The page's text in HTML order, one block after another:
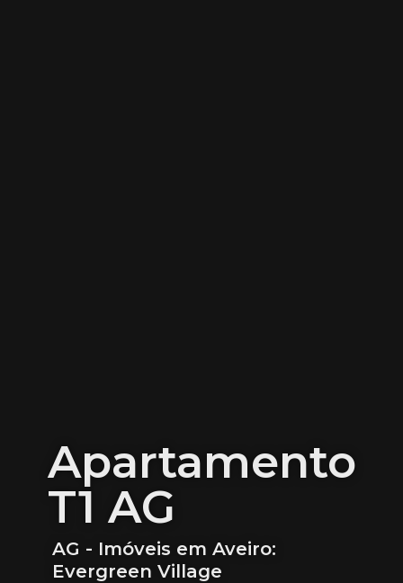
Apartamento
T1 AG
AG - Imóveis em Aveiro:
Evergreen Village